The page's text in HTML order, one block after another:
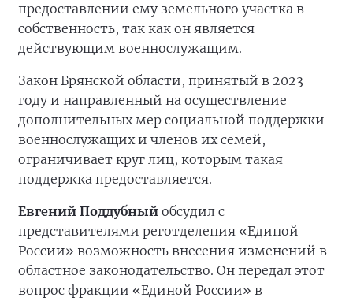
предоставлении ему земельного участка в
собственность, так как он является
действующим военнослужащим.
Закон Брянской области, принятый в 2023
году и направленный на осуществление
дополнительных мер социальной поддержки
военнослужащих и членов их семей,
ограничивает круг лиц, которым такая
поддержка предоставляется.
Евгений Поддубный обсудил с
представителями реготделения «Единой
России» возможность внесения изменений в
областное законодательство. Он передал этот
вопрос фракции «Единой России» в